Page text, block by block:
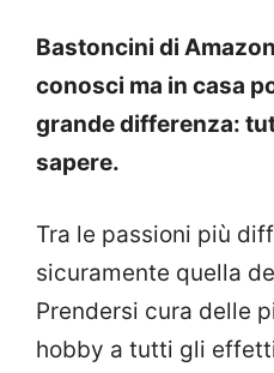
Bastoncini di
conosci ma in casa
grande differenza:
sapere.
Tra le passioni più
sicuramente quella
Prendersi cura delle
hobby a tutti gli